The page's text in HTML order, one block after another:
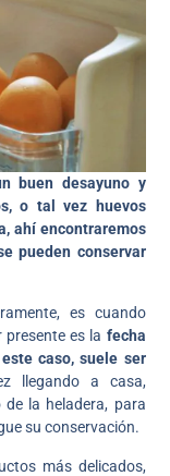
buen desayuno y
o tal vez huevos
ahí encontraremos
pueden conservar
es cuando
es la fecha
caso, suele ser
llegando a casa,
la heladera, para
su conservación.
más delicados,